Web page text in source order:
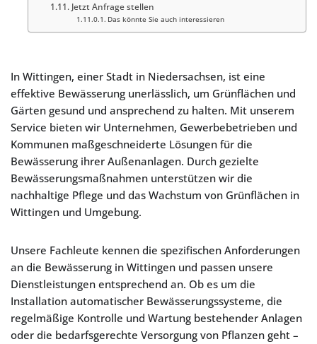
Jetzt Anfrage stellen
Das könnte Sie auch interessieren
In Wittingen, einer Stadt in Niedersachsen, ist eine
effektive Bewässerung unerlässlich, um Grünflächen und
Gärten gesund und ansprechend zu halten. Mit unserem
Service bieten wir Unternehmen, Gewerbebetrieben und
Kommunen maßgeschneiderte Lösungen für die
Bewässerung ihrer Außenanlagen. Durch gezielte
Bewässerungsmaßnahmen unterstützen wir die
nachhaltige Pflege und das Wachstum von Grünflächen in
Wittingen und Umgebung.
Unsere Fachleute kennen die spezifischen Anforderungen
an die Bewässerung in Wittingen und passen unsere
Dienstleistungen entsprechend an. Ob es um die
Installation automatischer Bewässerungssysteme, die
regelmäßige Kontrolle und Wartung bestehender Anlagen
oder die bedarfsgerechte Versorgung von Pflanzen geht –